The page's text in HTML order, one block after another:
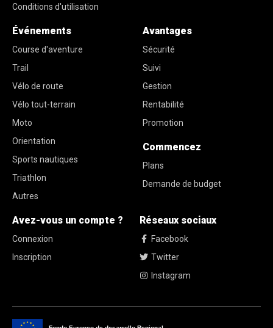
Conditions d'utilisation
Événements
Course d'aventure
Trail
Vélo de route
Vélo tout-terrain
Moto
Orientation
Sports nautiques
Triathlon
Autres
Avantages
Sécurité
Suivi
Gestion
Rentabilité
Promotion
Commencez
Plans
Demande de budget
Avez-vous un compte ?
Connexion
Inscription
Réseaux sociaux
Facebook
Twitter
Instagram